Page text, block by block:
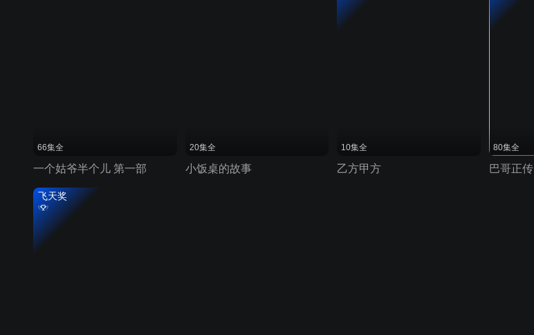
66集全
一个姑爷半个儿 第一部
20集全
小饭桌的故事
10集全
乙方甲方
80集全
巴哥正传
飞天奖